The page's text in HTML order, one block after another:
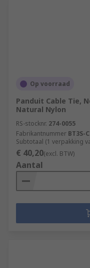
Op voorraad
Panduit Cable Tie,
Natural Nylon
RS-stocknr. 274-0055
Fabrikantnummer BT3S-C
Subtotaal (1 verpakking
€ 40,20(excl. BTW)
Aantal